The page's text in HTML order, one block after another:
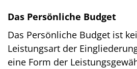
Das Persönliche Budget
Das Persönliche Budget ist
Leistungsart der
eine Form der